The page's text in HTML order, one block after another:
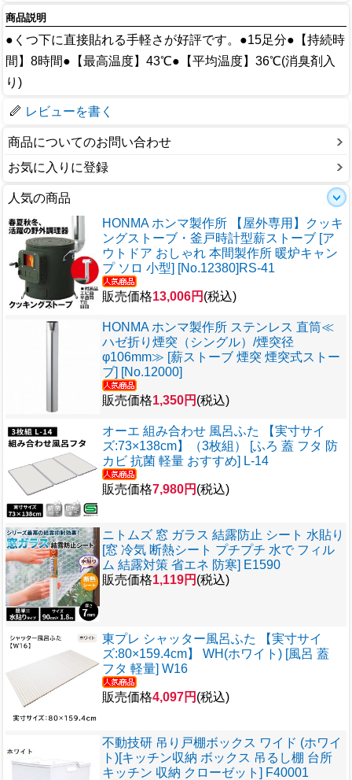
商品説明
●くつ下に直接貼れる手軽さが好評です。●15足分●【持続時
間】8時間●【最高温度】43℃●【平均温度】36℃(消臭剤入
り)
レビューを書く
商品についてのお問い合わせ
お気に入りに登録
人気の商品
HONMA ホンマ製作所 【屋外専用】クッキ
ングストーブ・釜戸時計型薪ストーブ [ア
ウトドア おしゃれ 本間製作所 暖炉キャン
プ ソロ 小型] [No.12380]RS-41
販売価格13,006円 (税込)
HONMA ホンマ製作所 ステンレス 直筒≪
ハゼ折り煙突（シングル）/煙突径
φ106mm≫ [薪ストーブ 煙突 煙突式ストー
ブ] [No.12000]
販売価格1,350円 (税込)
オーエ 組み合わせ 風呂ふた 【実寸サイ
ズ:73×138cm】（3枚組） [ふろ 蓋 フタ 防
カビ 抗菌 軽量 おすすめ] L-14
販売価格7,980円 (税込)
ニトムズ 窓 ガラス 結露防止 シート 水貼り
[窓 冷気 断熱シート プチプチ 水で フィル
ム 結露対策 省エネ 防寒] E1590
販売価格1,119円 (税込)
東プレ シャッター風呂ふた 【実寸サイ
ズ:80×159.4cm】 WH(ホワイト) [風呂 蓋
フタ 軽量] W16
販売価格4,097円 (税込)
不動技研 吊り戸棚ボックス ワイド (ホワイ
ト)[キッチン収納 ボックス 吊るし棚 台所
キッチン 収納 クローゼット] F40001